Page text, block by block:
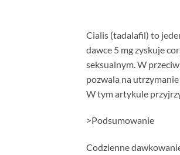
Cialis (tadalafil) to
dawce 5 mg zyskuje
seksualnym. W
pozwala na
W tym artykule
>Podsumowanie
Codzienne